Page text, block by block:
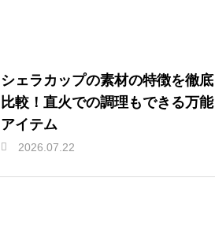
シェラカップの素材の特徴を徹底
比較！直火での調理もできる万能
アイテム
2026.07.22